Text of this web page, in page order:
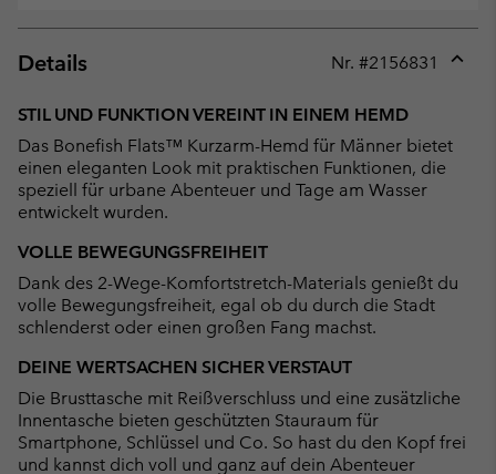
Details Nr. #2156831
STIL UND FUNKTION VEREINT IN EINEM HEMD
Das Bonefish Flats™ Kurzarm-Hemd für Männer bietet
einen eleganten Look mit praktischen Funktionen, die
speziell für urbane Abenteuer und Tage am Wasser
entwickelt wurden.
VOLLE BEWEGUNGSFREIHEIT
Dank des 2-Wege-Komfortstretch-Materials genießt du
volle Bewegungsfreiheit, egal ob du durch die Stadt
schlenderst oder einen großen Fang machst.
DEINE WERTSACHEN SICHER VERSTAUT
Die Brusttasche mit Reißverschluss und eine zusätzliche
Innentasche bieten geschützten Stauraum für
Smartphone, Schlüssel und Co. So hast du den Kopf frei
und kannst dich voll und ganz auf dein Abenteuer